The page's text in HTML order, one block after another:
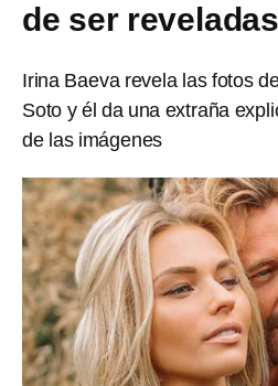
de ser
Irina Baeva revela las fotos
Soto y él da una extraña
de las imágenes